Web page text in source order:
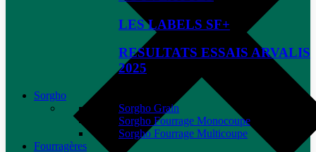
LES LABELS SF+
RESULTATS ESSAIS ARVALIS
2025
Sorgho
Sorgho Grain
Sorgho Fourrage Monocoupe
Sorgho Fourrage Multicoupe
Fourragères